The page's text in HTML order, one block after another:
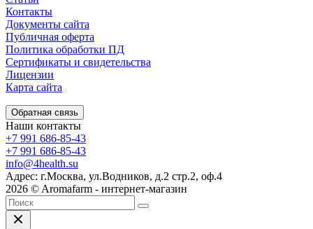
Контакты
Документы сайта
Публичная оферта
Политика обработки ПД
Сертификаты и свидетельства
Лицензии
Карта сайта
Обратная связь
Наши контакты
+7 991 686-85-43
+7 991 686-85-43
info@4health.su
Адрес: г.Москва, ул.Водников, д.2 стр.2, оф.4
2026 © Aromafarm - интернет-магазин